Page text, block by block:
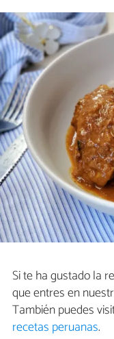
Si te ha gustado la
que entres en
También puedes
recetas peruanas.